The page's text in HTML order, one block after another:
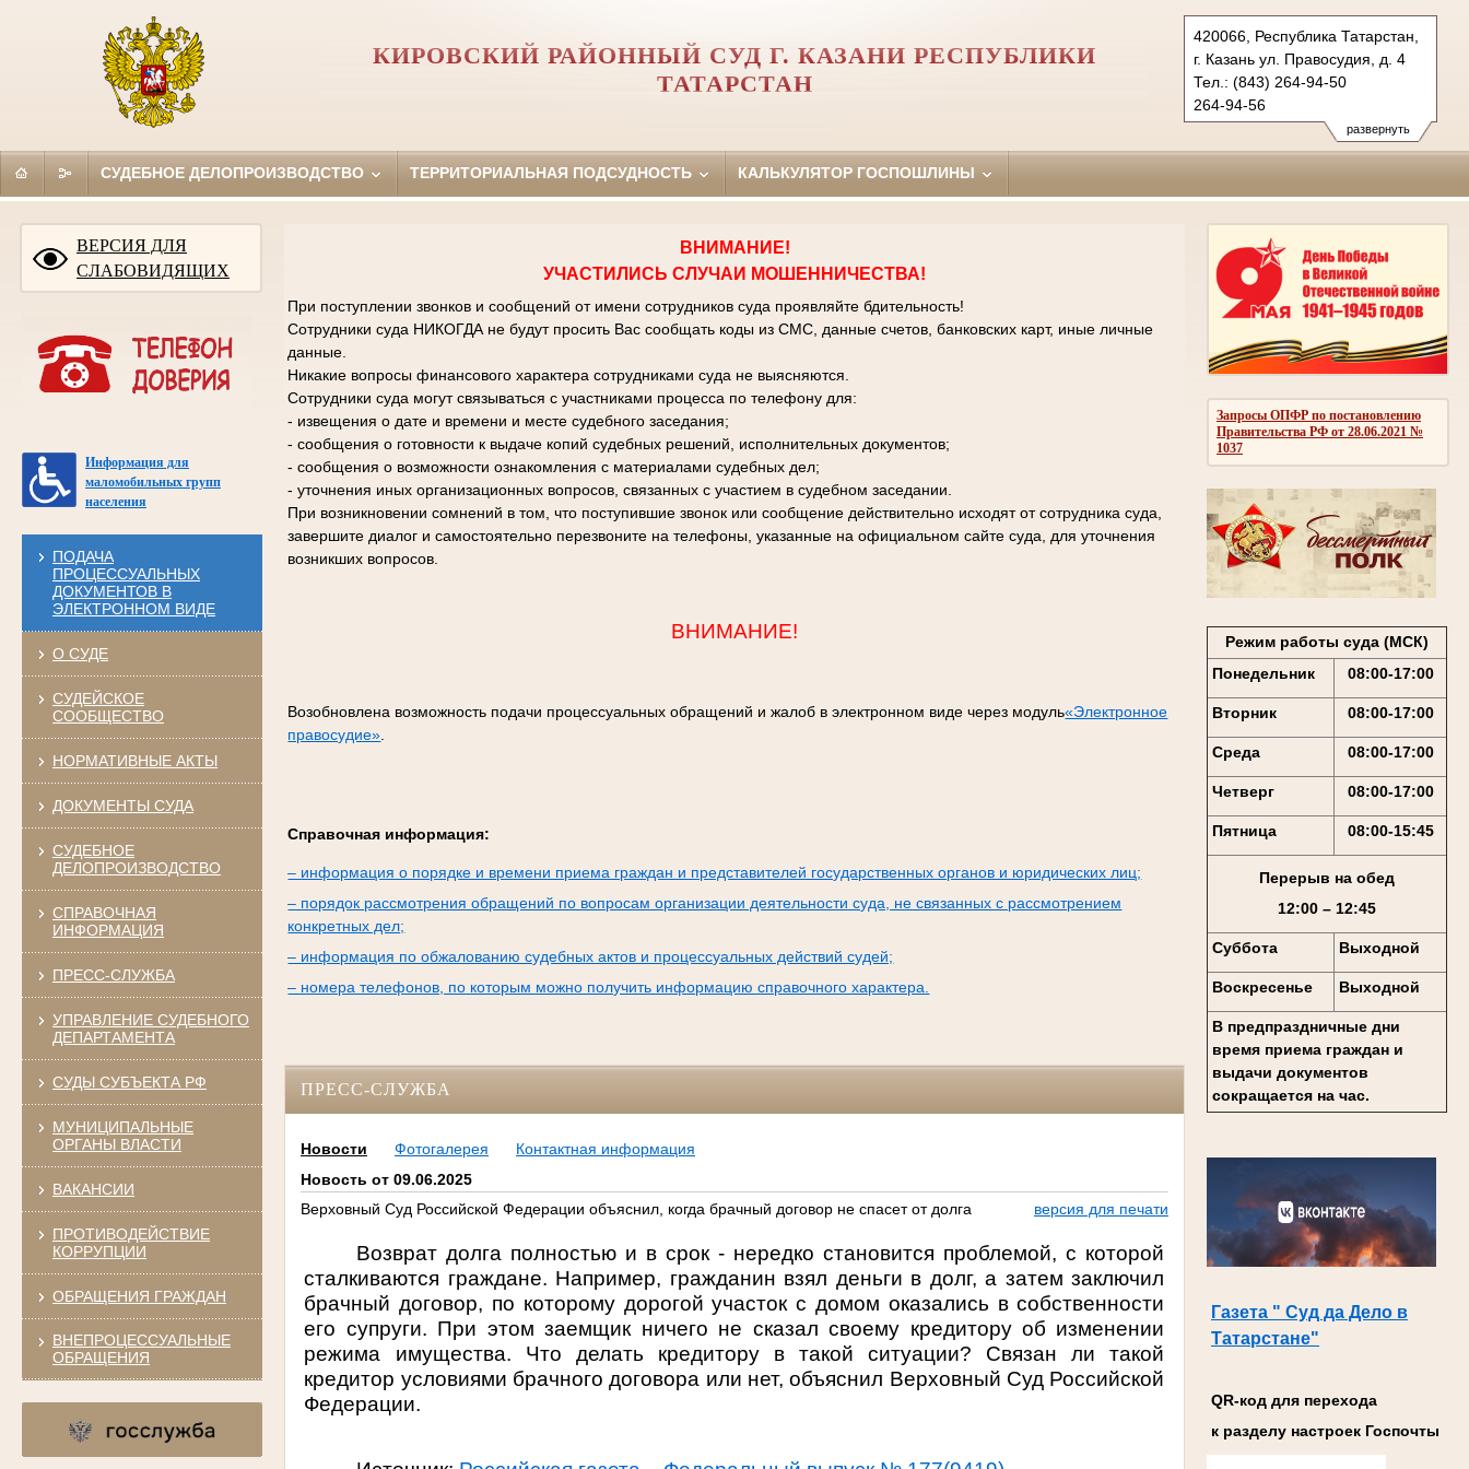
развернуть
420066, Республика Татарстан,
г. Казань ул. Правосудия, д. 4
Тел.: (843) 264-94-50
264-94-56
kirovsky.tat@sudrf.ru
КИРОВСКИЙ РАЙОННЫЙ СУД Г. КАЗАНИ РЕСПУБЛИКИ
ТАТАРСТАН
СУДЕБНОЕ ДЕЛОПРОИЗВОДСТВО ТЕРРИТОРИАЛЬНАЯ ПОДСУДНОСТЬ КАЛЬКУЛЯТОР ГОСПОШЛИНЫ
ВЕРСИЯ ДЛЯ
СЛАБОВИДЯЩИХ
Информация для
маломобильных групп
населения
ПОДАЧА
ПРОЦЕССУАЛЬНЫХ
ДОКУМЕНТОВ В
ЭЛЕКТРОННОМ ВИДЕ
О СУДЕ
СУДЕЙСКОЕ
СООБЩЕСТВО
НОРМАТИВНЫЕ АКТЫ
ДОКУМЕНТЫ СУДА
СУДЕБНОЕ
ДЕЛОПРОИЗВОДСТВО
СПРАВОЧНАЯ
ИНФОРМАЦИЯ
ПРЕСС-СЛУЖБА
УПРАВЛЕНИЕ СУДЕБНОГО
ДЕПАРТАМЕНТА
СУДЫ СУБЪЕКТА РФ
МУНИЦИПАЛЬНЫЕ
ОРГАНЫ ВЛАСТИ
ВАКАНСИИ
ПРОТИВОДЕЙСТВИЕ
КОРРУПЦИИ
ОБРАЩЕНИЯ ГРАЖДАН
ВНЕПРОЦЕССУАЛЬНЫЕ
ОБРАЩЕНИЯ
Запросы ОПФР по постановлению
Правительства РФ от 28.06.2021 №
1037
Режим работы суда (МСК)
Понедельник
08:00-17:00
Вторник 08:00-17:00
Среда 08:00-17:00
Четверг 08:00-17:00
Пятница 08:00-15:45
Перерыв на обед
12:00 – 12:45
Суббота Выходной
Воскресенье Выходной
В предпраздничные дни
время приема граждан и
выдачи документов
сокращается на час.
Газета " Суд да Дело в
Татарстане"
QR-код для перехода
к разделу настроек Госпочты
ВНИМАНИЕ!
УЧАСТИЛИСЬ СЛУЧАИ МОШЕННИЧЕСТВА!
При поступлении звонков и сообщений от имени сотрудников суда проявляйте бдительность!
Сотрудники суда НИКОГДА не будут просить Вас сообщать коды из СМС, данные счетов, банковских карт, иные личные
данные.
Никакие вопросы финансового характера сотрудниками суда не выясняются.
Сотрудники суда могут связываться с участниками процесса по телефону для:
- извещения о дате и времени и месте судебного заседания;
- сообщения о готовности к выдаче копий судебных решений, исполнительных документов;
- сообщения о возможности ознакомления с материалами судебных дел;
- уточнения иных организационных вопросов, связанных с участием в судебном заседании.
При возникновении сомнений в том, что поступившие звонок или сообщение действительно исходят от сотрудника суда,
завершите диалог и самостоятельно перезвоните на телефоны, указанные на официальном сайте суда, для уточнения
возникших вопросов.
ВНИМАНИЕ!
Возобновлена возможность подачи процессуальных обращений и жалоб в электронном виде через модуль«Электронное
правосудие».
Справочная информация:
– информация о порядке и времени приема граждан и представителей государственных органов и юридических лиц;
– порядок рассмотрения обращений по вопросам организации деятельности суда, не связанных с рассмотрением
конкретных дел;
– информация по обжалованию судебных актов и процессуальных действий судей;
– номера телефонов, по которым можно получить информацию справочного характера.
ПРЕСС-СЛУЖБА
Новости Фотогалерея
Контактная информация
Новость от 09.06.2025
Верховный Суд Российской Федерации объяснил, когда брачный договор не спасет от долга
версия для печати
Возврат долга полностью и в срок - нередко становится проблемой, с которой
сталкиваются граждане. Например, гражданин взял деньги в долг, а затем заключил
брачный договор, по которому дорогой участок с домом оказались в собственности
его супруги. При этом заемщик ничего не сказал своему кредитору об изменении
режима имущества. Что делать кредитору в такой ситуации? Связан ли такой
кредитор условиями брачного договора или нет, объяснил Верховный Суд Российской
Федерации.